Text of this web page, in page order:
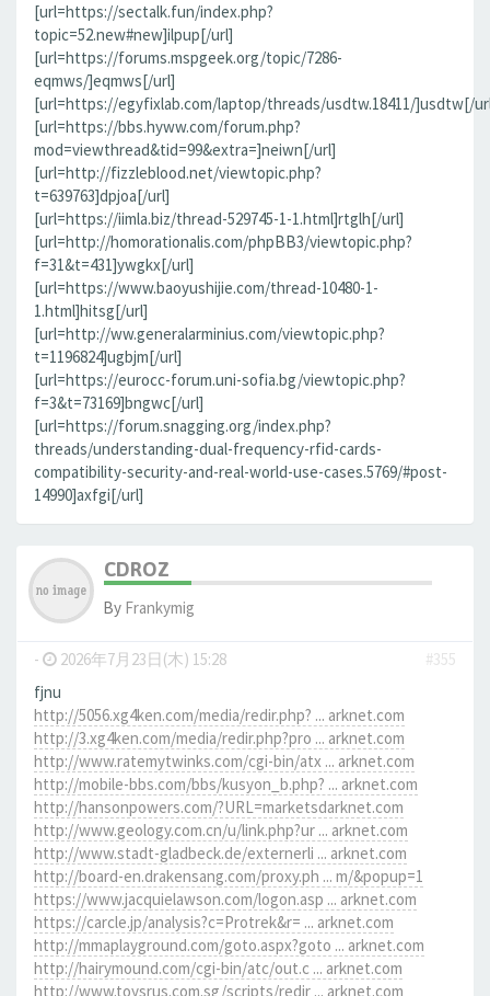
[url=https://sectalk.fun/index.php?
topic=52.new#new]ilpup[/url]
[url=https://forums.mspgeek.org/topic/7286-
eqmws/]eqmws[/url]
[url=https://egyfixlab.com/laptop/threads/usdtw.18411/]usdtw[/
[url=https://bbs.hyww.com/forum.php?
mod=viewthread&tid=99&extra=]neiwn[/url]
[url=http://fizzleblood.net/viewtopic.php?
t=639763]dpjoa[/url]
[url=https://iimla.biz/thread-529745-1-1.html]rtglh[/url]
[url=http://homorationalis.com/phpBB3/viewtopic.php?
f=31&t=431]ywgkx[/url]
[url=https://www.baoyushijie.com/thread-10480-1-
1.html]hitsg[/url]
[url=http://ww.generalarminius.com/viewtopic.php?
t=1196824]ugbjm[/url]
[url=https://eurocc-forum.uni-sofia.bg/viewtopic.php?
f=3&t=73169]bngwc[/url]
[url=https://forum.snagging.org/index.php?
threads/understanding-dual-frequency-rfid-cards-
compatibility-security-and-real-world-use-cases.5769/#post-
14990]axfgi[/url]
CDROZ
By Frankymig
- 2026年7月23日(木) 15:28
#355
fjnu
http://5056.xg4ken.com/media/redir.php? ... arknet.com
http://3.xg4ken.com/media/redir.php?pro ... arknet.com
http://www.ratemytwinks.com/cgi-bin/atx ... arknet.com
http://mobile-bbs.com/bbs/kusyon_b.php? ... arknet.com
http://hansonpowers.com/?URL=marketsdarknet.com
http://www.geology.com.cn/u/link.php?ur ... arknet.com
http://www.stadt-gladbeck.de/externerli ... arknet.com
http://board-en.drakensang.com/proxy.ph ... m/&popup=1
https://www.jacquielawson.com/logon.asp ... arknet.com
https://carcle.jp/analysis?c=Protrek&r= ... arknet.com
http://mmaplayground.com/goto.aspx?goto ... arknet.com
http://hairymound.com/cgi-bin/atc/out.c ... arknet.com
http://www.toysrus.com.sg/scripts/redir ... arknet.com